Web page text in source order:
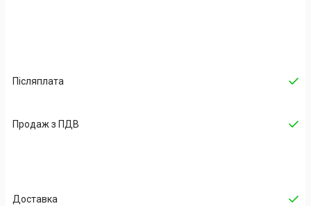
Післяплата
Продаж з ПДВ
Доставка